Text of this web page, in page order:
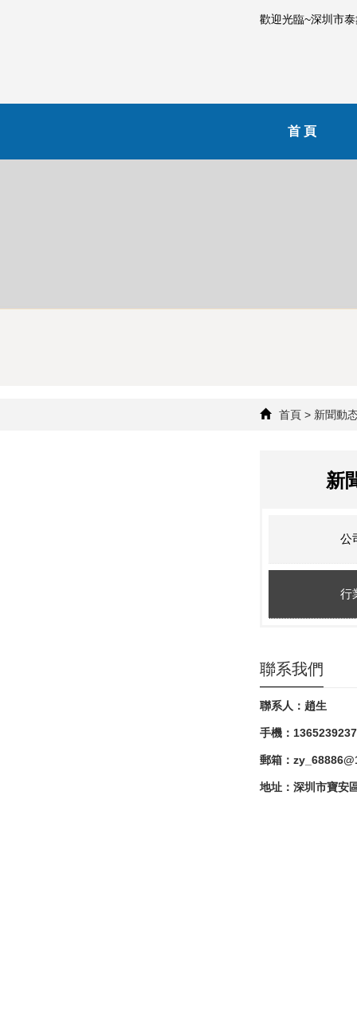
歡迎光臨~深圳市
首 頁
首頁 > 新聞動
新
公
行
聯系我們
聯系人：趙生
手機：
郵箱：
地址：深圳市寶安